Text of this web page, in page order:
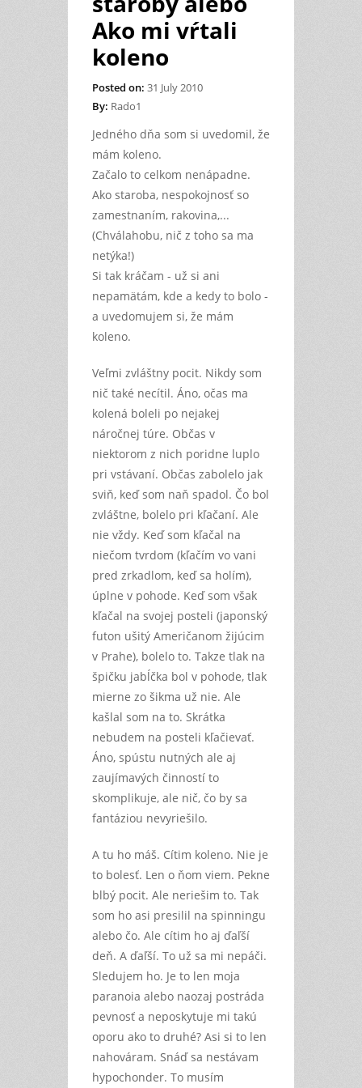
Ako mi vŕtali
koleno
Posted on: 31 July 2010
By: Rado1
Jedného dňa som si uvedomil, že
mám koleno.
Začalo to celkom nenápadne.
Ako staroba, nespokojnosť so
zamestnaním, rakovina,...
(Chválahobu, nič z toho sa ma
netýka!)
Si tak kráčam - už si ani
nepamätám, kde a kedy to bolo -
a uvedomujem si, že mám
koleno.
Veľmi zvláštny pocit. Nikdy som
nič také necítil. Áno, očas ma
kolená boleli po nejakej
náročnej túre. Občas v
niektorom z nich poridne luplo
pri vstávaní. Občas zabolelo jak
sviň, keď som naň spadol. Čo bol
zvláštne, bolelo pri kľačaní. Ale
nie vždy. Keď som kľačal na
niečom tvrdom (kľačím vo vani
pred zrkadlom, keď sa holím),
úplne v pohode. Keď som však
kľačal na svojej posteli (japonský
futon ušitý Američanom žijúcim
v Prahe), bolelo to. Takze tlak na
špičku jabĺčka bol v pohode, tlak
mierne zo šikma už nie. Ale
kašlal som na to. Skrátka
nebudem na posteli kľačievať.
Áno, spústu nutných ale aj
zaujímavých činností to
skomplikuje, ale nič, čo by sa
fantáziou nevyriešilo.
A tu ho máš. Cítim koleno. Nie je
to bolesť. Len o ňom viem. Pekne
blbý pocit. Ale neriešim to. Tak
som ho asi presilil na spinningu
alebo čo. Ale cítim ho aj ďaľší
deň. A ďaľší. To už sa mi nepáči.
Sledujem ho. Je to len moja
paranoia alebo naozaj postráda
pevnosť a neposkytuje mi takú
oporu ako to druhé? Asi si to len
nahováram. Snáď sa nestávam
hypochonder. To musím